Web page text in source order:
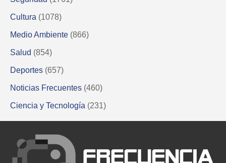
Cultura (1078)
Medio Ambiente (866)
Salud (854)
Deportes (657)
Noticias Frecuentes (460)
Ciencia y Tecnología (231)